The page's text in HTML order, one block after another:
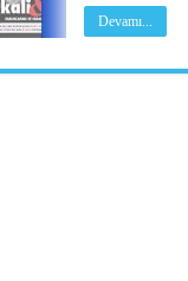
Devamı...